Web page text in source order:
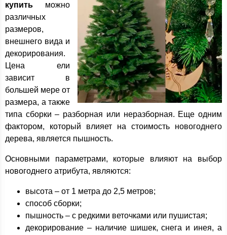
купить можно
различных
размеров,
внешнего вида и
декорирования.
Цена ели
зависит в
большей мере от
размера, а также
типа сборки – разборная или неразборная. Еще одним
фактором, который влияет на стоимость новогоднего
дерева, является пышность.
Основными параметрами, которые влияют на выбор
новогоднего атрибута, являются:
высота – от 1 метра до 2,5 метров;
способ сборки;
пышность – с редкими веточками или пушистая;
декорирование – наличие шишек, снега и инея, а